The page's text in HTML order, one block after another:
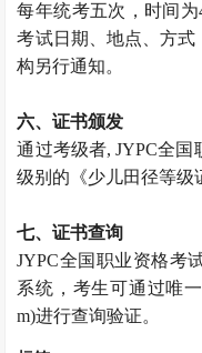
每年统考五次，时间
考试日期、地点、方
构另行通知。
六、证书颁发
通过考级者, JYPC全
级别的《少儿田径等级
七、证书查询
JYPC全国职业资格考
系统，考生可通过唯
m)进行查询验证。